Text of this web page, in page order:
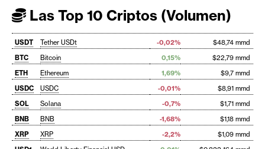
Las Top 10 Criptos (Volumen)
USDT Tether USDt -0,02%
$48,74 mmd
BTC
Bitcoin 0,15%
$22,79 mmd
ETH
Ethereum 1,69%
$9,7 mmd
USDC
USDC -0,01%
$8,91 mmd
SOL
Solana -0,7%
$1,71 mmd
BNB
BNB -1,68%
$1,18 mmd
XRP
XRP -2,2%
$1,09 mmd